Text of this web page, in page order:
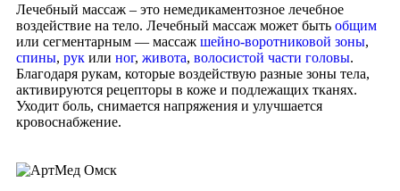
Лечебный массаж – это немедикаментозное лечебное
воздействие на тело. Лечебный массаж может быть общим
или сегментарным — массаж шейно-воротниковой зоны,
спины, рук или ног, живота, волосистой части головы.
Благодаря рукам, которые воздействую разные зоны тела,
активируются рецепторы в коже и подлежащих тканях.
Уходит боль, снимается напряжения и улучшается
кровоснабжение.